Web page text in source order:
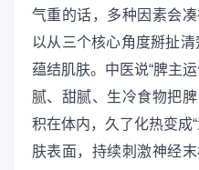
气重的话，多种因素会
以从三个核心角度掰扯
蕴结肌肤。中医说“脾主
腻、甜腻、生冷食物把
积在体内，久了化热变成
肤表面，持续刺激神经